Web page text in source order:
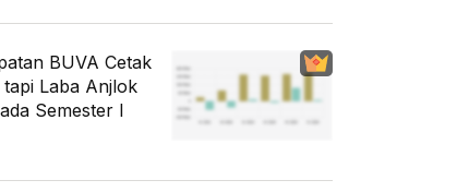
BUVA Cetak
tapi Laba Anjlok
Semester I